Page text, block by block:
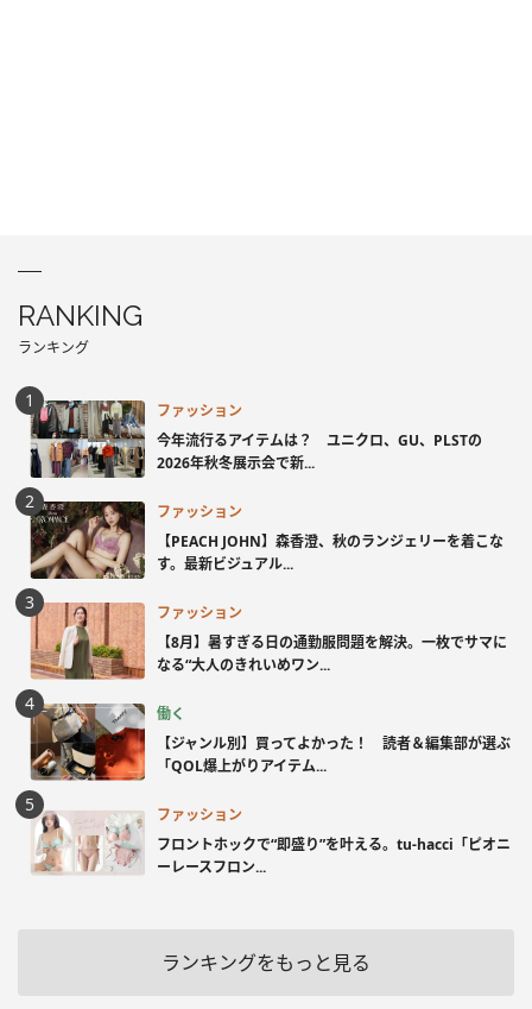
RANKING
ランキング
ファッション
今年流行るアイテムは？ ユニクロ、GU、PLSTの
2026年秋冬展示会で新...
ファッション
【PEACH JOHN】森香澄、秋のランジェリーを着こな
す。最新ビジュアル...
ファッション
【8月】暑すぎる日の通勤服問題を解決。一枚でサマに
なる“大人のきれいめワン...
働く
【ジャンル別】買ってよかった！ 読者＆編集部が選ぶ
「QOL爆上がりアイテム...
ファッション
フロントホックで“即盛り”を叶える。tu-hacci「ピオニ
ーレースフロン...
ランキングをもっと見る